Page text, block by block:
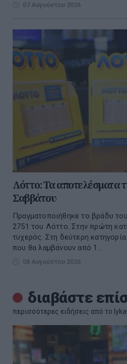
07 Αυγούστου 2026
Λόττο: Τα αποτελέσματα
Σαββάτου
Πραγματοποιήθηκε το βράδυ
2751 του Λόττο. Στην πρώτη
τυχερός. Στη δεύτερη
που θα λαμβάνουν από 1...
08 Αυγούστου 2026
διαβάστε
περισσότερες ειδήσεις από το